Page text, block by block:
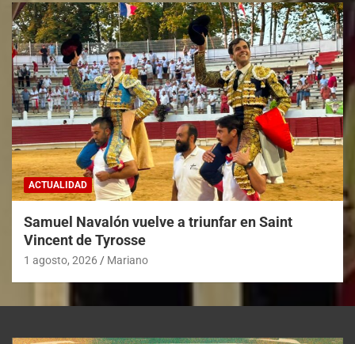
ACTUALIDAD
Samuel Navalón vuelve a triunfar en Saint
Vincent de Tyrosse
1 agosto, 2026 Mariano